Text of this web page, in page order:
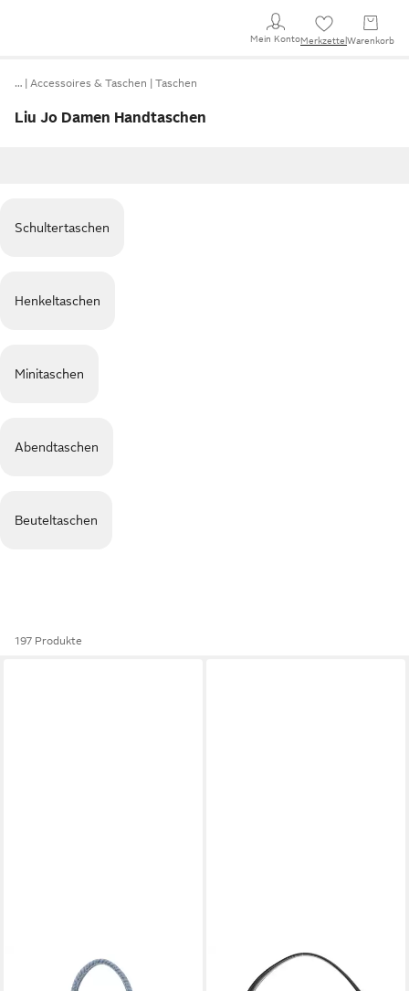
Mein KontoMerkzettel Warenkorb
… Accessoires & Taschen Taschen
Liu Jo Damen Handtaschen
Schultertaschen
Henkeltaschen
Minitaschen
Abendtaschen
Beuteltaschen
197 Produkte